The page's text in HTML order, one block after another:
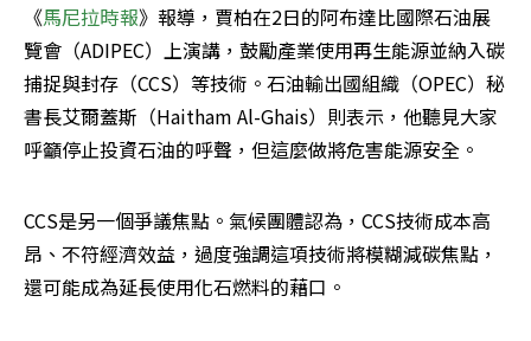
《馬尼拉時報》報導，賈柏在2日的阿布達比國際石油展
覽會（ADIPEC）上演講，鼓勵產業使用再生能源並納入碳
捕捉與封存（CCS）等技術。石油輸出國組織（OPEC）秘
書長艾爾蓋斯（Haitham Al-Ghais）則表示，他聽見大家
呼籲停止投資石油的呼聲，但這麼做將危害能源安全。
CCS是另一個爭議焦點。氣候團體認為，CCS技術成本高
昂、不符經濟效益，過度強調這項技術將模糊減碳焦點，
還可能成為延長使用化石燃料的藉口。